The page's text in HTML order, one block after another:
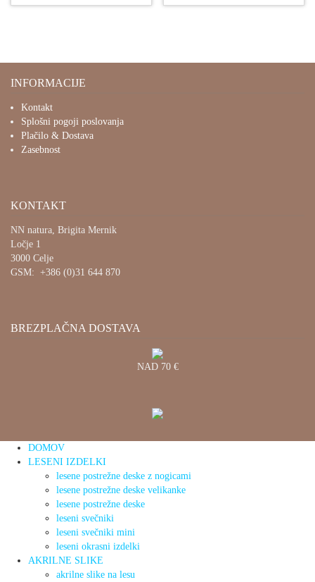
INFORMACIJE
Kontakt
Splošni pogoji poslovanja
Plačilo & Dostava
Zasebnost
KONTAKT
NN natura, Brigita Mernik
Ločje 1
3000 Celje
GSM: +386 (0)31 644 870
BREZPLAČNA DOSTAVA
NAD 70 €
DOMOV
LESENI IZDELKI
lesene postrežne deske z nogicami
lesene postrežne deske velikanke
lesene postrežne deske
leseni svečniki
leseni svečniki mini
leseni okrasni izdelki
AKRILNE SLIKE
akrilne slike na lesu